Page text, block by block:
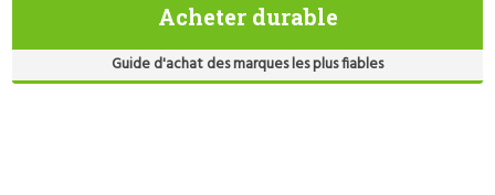
Acheter durable
Guide d'achat des marques les plus fiables